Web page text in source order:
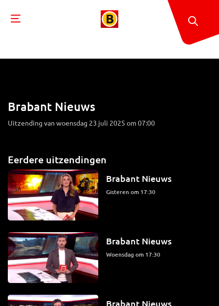
Brabant Nieuws
Uitzending van woensdag 23 juli 2025 om 07:00
Eerdere uitzendingen
Brabant Nieuws
Gisteren om 17:30
Brabant Nieuws
woensdag om 17:30
Brabant Nieuws